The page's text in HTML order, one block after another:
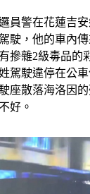
員警在花蓮吉
駛，他的車內
摻雜2級毒品的
駕駛違停在公
座散落海洛因
好。